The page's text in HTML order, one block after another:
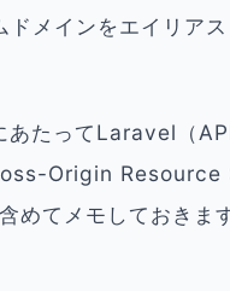
メインをエイリアス
たってLaravel（
Origin Resource
めてメモしておきます